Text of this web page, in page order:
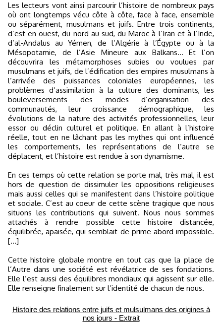
Les lecteurs vont ainsi parcourir l’histoire de nombreux pays
où ont longtemps vécu côte à côte, face à face, ensemble
ou séparément, musulmans et juifs. Entre trois continents,
d’est en ouest, du nord au sud, du Maroc à l’Iran et à l’Inde,
d’al-Andalus au Yémen, de l’Algérie à l’Égypte ou à la
Mésopotamie, de l’Asie Mineure aux Balkans... Et l’on
découvrira les métamorphoses subies ou voulues par
musulmans et juifs, de l’édification des empires musulmans à
l’arrivée des puissances coloniales européennes, les
problèmes d’assimilation à la culture des dominants, les
bouleversements des modes d’organisation des
communautés, leur croissance démographique, les
évolutions de la nature des activités professionnelles, leur
essor ou déclin culturel et politique. En allant à l’histoire
réelle, tout en ne lâchant pas les mythes qui ont influencé
les comportements, les représentations de l’autre se
déplacent, et l’histoire est rendue à son dynamisme.
En ces temps où cette relation se porte mal, très mal, il est
hors de question de dissimuler les oppositions religieuses
mais aussi celles qui se manifestent dans l’histoire politique
et sociale. C’est au coeur de cette scène tragique que nous
situons les contributions qui suivent. Nous nous sommes
attachés à rendre possible cette histoire distancée,
équilibrée, apaisée, qui semblait de prime abord impossible.
[...]
Cette histoire globale montre en tout cas que la place de
l’Autre dans une société est révélatrice de ses fondations.
Elle l’est aussi des équilibres mondiaux qui agissent sur elle.
Elle renseigne finalement sur l’identité de chacun de nous.
Histoire des relations entre juifs et mulsulmans des origines à
nos jours - Extrait